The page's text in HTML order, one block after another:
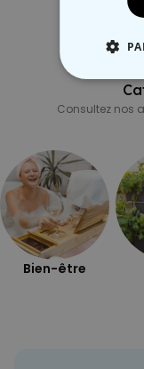
Consultez nos
Bien-être